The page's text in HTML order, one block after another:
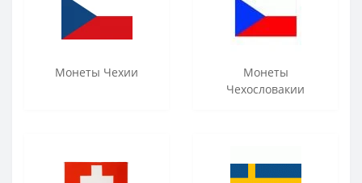
Монеты Чехии
Монеты
Чехословакии